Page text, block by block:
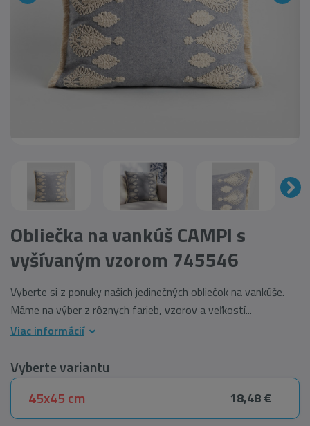
Obliečka na vankúš CAMPI s
vyšívaným vzorom 745546
Vyberte si z ponuky našich jedinečných obliečok na vankúše.
Máme na výber z rôznych farieb, vzorov a veľkostí...
Viac informácií
Vyberte variantu
45x45 cm
18,48 €